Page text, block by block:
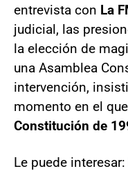
entrevista con La
judicial, las
la elección de
una Asamblea
intervención,
momento en el
Constitución de
Le puede interesar: